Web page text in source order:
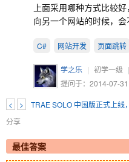
上面采用哪种方式比较
向另一个网站的时候，会
C# 网站开发 页面跳转
学之乐 | 初学一级 |
提问于：2014-07-
< >
TRAE SOLO 中国版正式上线
分享
最佳答案